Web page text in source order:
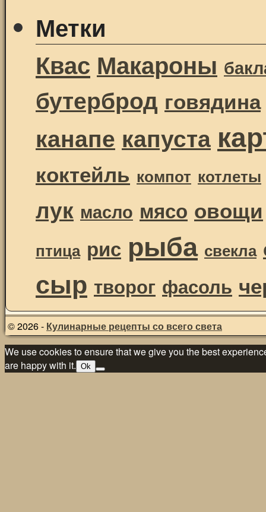
Метки
Квас Макароны
бутерброд говядина
канапе капуста
коктейль компот котлеты
лук масло мясо овощи
птица рис рыба свекла
сыр творог фасоль
© 2026 - Кулинарные рецепты со всего света
We use cookies to ensure that we give you the best
are happy with it. Ok